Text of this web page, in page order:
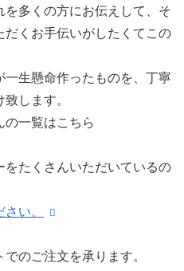
多くの方にお伝えして、そ
くお手伝いがしたくてこの
生懸命作ったものを、丁寧
します。
の一覧はこちら
たくさんいただいているの
い。
のご注文を承ります。